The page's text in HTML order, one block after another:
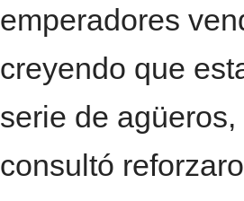
emperadores
creyendo que
serie de
consultó